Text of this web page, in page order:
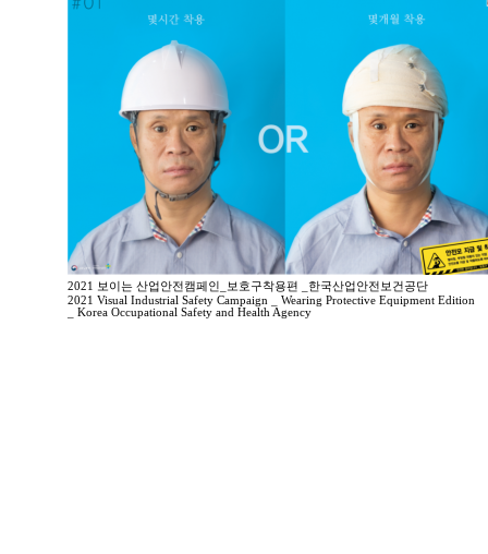
2021 보이는 산업안전캠페인_보호구착용편 _한국산업안전보건공단
2021 Visual Industrial Safety Campaign _ Wearing Protective Equipment Edition
_ Korea Occupational Safety and Health Agency